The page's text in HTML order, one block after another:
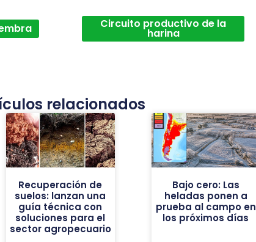
Circuito productivo de la
harina
relacionados
Recuperación de
suelos: lanzan una
guía técnica con
soluciones para el
sector agropecuario
Bajo cero: Las
heladas ponen a
prueba al campo en
los próximos días